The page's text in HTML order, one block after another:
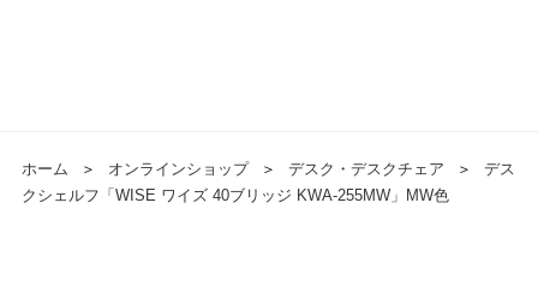
ホーム ＞ オンラインショップ ＞ デスク・デスクチェア ＞
デス
クシェルフ「WISE ワイズ 40ブリッジ KWA-255MW」MW色